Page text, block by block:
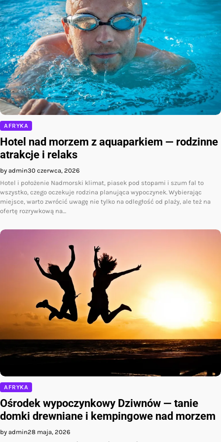
AFRYKA
Hotel nad morzem z aquaparkiem — rodzinne
atrakcje i relaks
by admin30 czerwca, 2026
Hotel i położenie Nadmorski klimat, piasek pod stopami i szum fal to
wszystko, czego oczekuje rodzina planująca wypoczynek. Wybierając
miejsce, warto zwrócić uwagę nie tylko na odległość od plaży, ale też na
ofertę rozrywkową na…
AFRYKA
Ośrodek wypoczynkowy Dziwnów — tanie
domki drewniane i kempingowe nad morzem
by admin28 maja, 2026